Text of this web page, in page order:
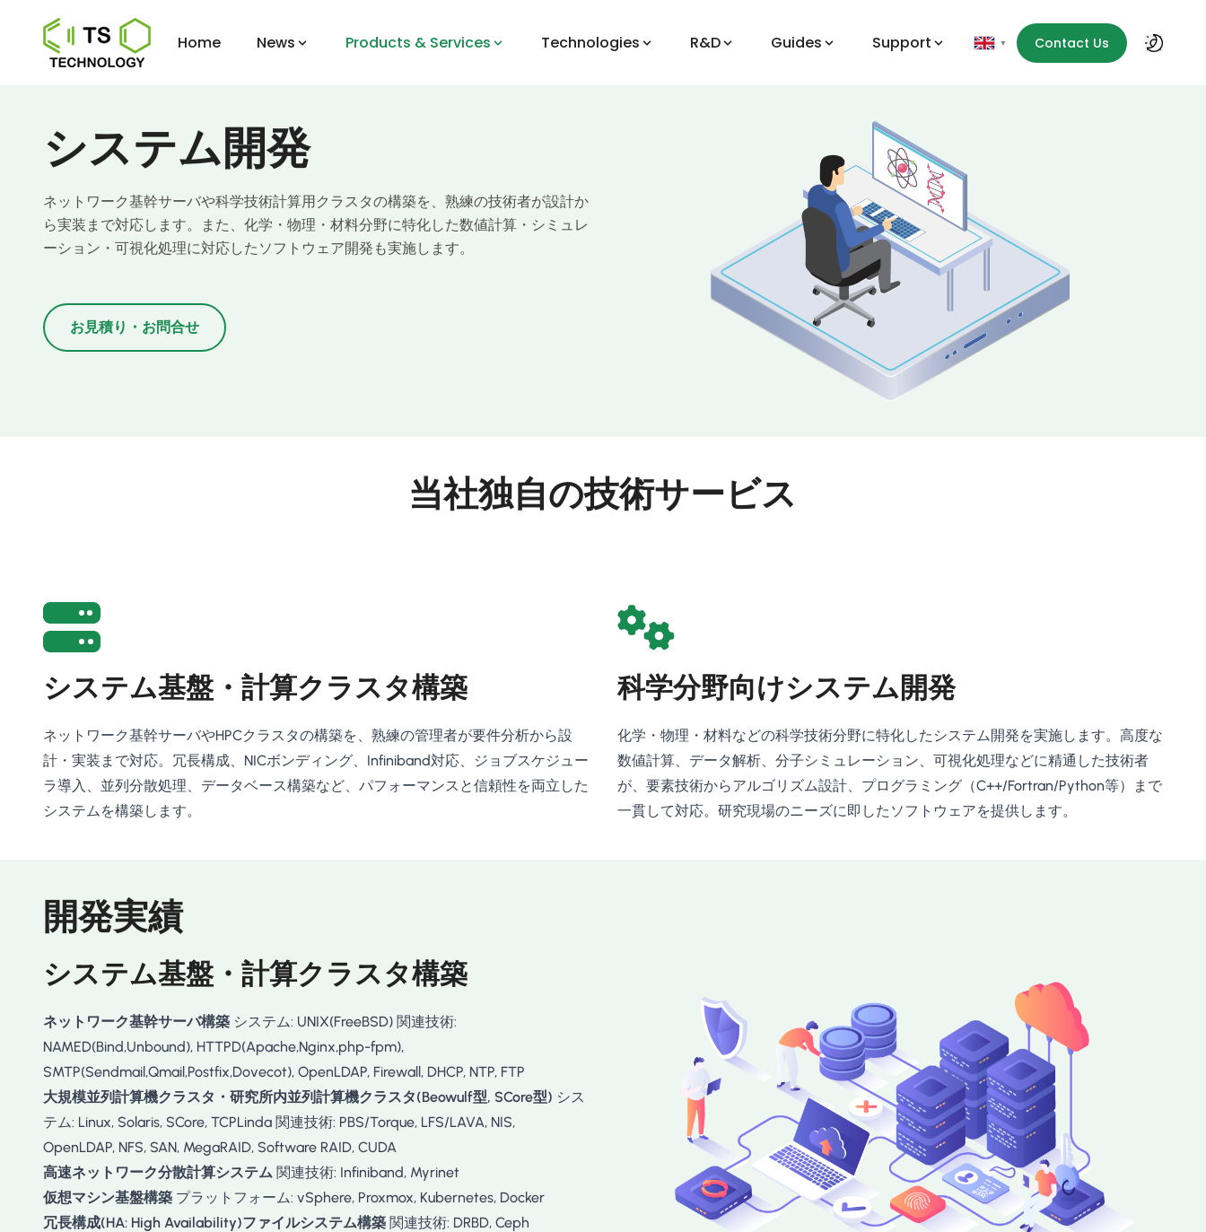
Home News Products & Services Technologies R&D Guides Support ▼ Contact Us
システム開発
ネットワーク基幹サーバや科学技術計算用クラスタの構築を、熟練の技術者が設計か
ら実装まで対応します。また、化学・物理・材料分野に特化した数値計算・シミュレ
ーション・可視化処理に対応したソフトウェア開発も実施します。
お見積り・お問合せ
当社独自の技術サービス
システム基盤・計算クラスタ構築
ネットワーク基幹サーバやHPCクラスタの構築を、熟練の管理者が要件分析から設
計・実装まで対応。冗長構成、NICボンディング、Infiniband対応、ジョブスケジュー
ラ導入、並列分散処理、データベース構築など、パフォーマンスと信頼性を両立した
システムを構築します。
科学分野向けシステム開発
化学・物理・材料などの科学技術分野に特化したシステム開発を実施します。高度な
数値計算、データ解析、分子シミュレーション、可視化処理などに精通した技術者
が、要素技術からアルゴリズム設計、プログラミング（C++/Fortran/Python等）まで
一貫して対応。研究現場のニーズに即したソフトウェアを提供します。
開発実績
システム基盤・計算クラスタ構築
ネットワーク基幹サーバ構築 システム: UNIX(FreeBSD) 関連技術:
NAMED(Bind,Unbound), HTTPD(Apache,Nginx,php-fpm),
SMTP(Sendmail,Qmail,Postfix,Dovecot), OpenLDAP, Firewall, DHCP, NTP, FTP
大規模並列計算機クラスタ・研究所内並列計算機クラスタ(Beowulf型, SCore型) シス
テム: Linux, Solaris, SCore, TCPLinda 関連技術: PBS/Torque, LFS/LAVA, NIS,
OpenLDAP, NFS, SAN, MegaRAID, Software RAID, CUDA
高速ネットワーク分散計算システム 関連技術: Infiniband, Myrinet
仮想マシン基盤構築 プラットフォーム: vSphere, Proxmox, Kubernetes, Docker
冗長構成(HA: High Availability)ファイルシステム構築 関連技術: DRBD, Ceph